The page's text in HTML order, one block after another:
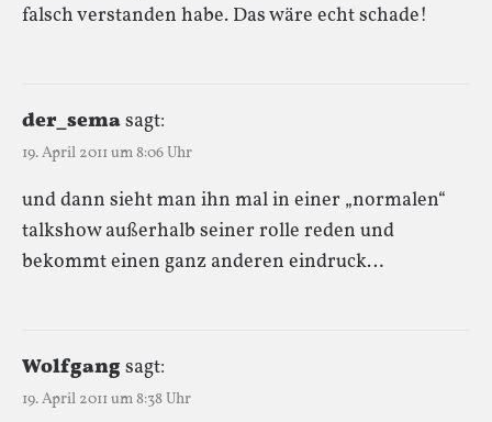
falsch verstanden habe. Das wäre echt schade!
der_semasagt:
19. April 2011 um 8:06 Uhr
und dann sieht man ihn mal in einer „normalen“
talkshow außerhalb seiner rolle reden und
bekommt einen ganz anderen eindruck…
Wolfgangsagt:
19. April 2011 um 8:38 Uhr